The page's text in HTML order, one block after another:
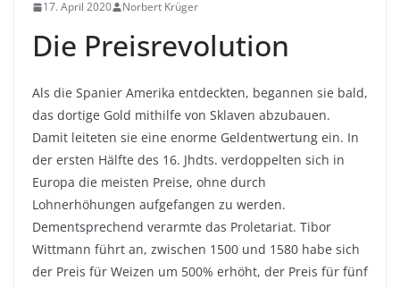
17. April 2020 Norbert Krüger
Die Preisrevolution
Als die Spanier Amerika entdeckten, begannen sie bald,
das dortige Gold mithilfe von Sklaven abzubauen.
Damit leiteten sie eine enorme Geldentwertung ein. In
der ersten Hälfte des 16. Jhdts. verdoppelten sich in
Europa die meisten Preise, ohne durch
Lohnerhöhungen aufgefangen zu werden.
Dementsprechend verarmte das Proletariat. Tibor
Wittmann führt an, zwischen 1500 und 1580 habe sich
der Preis für Weizen um 500% erhöht, der Preis für fünf